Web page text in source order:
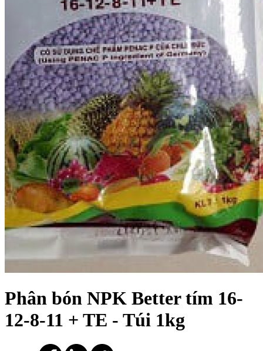
Phân bón NPK Better tím 16-
12-8-11 + TE - Túi 1kg